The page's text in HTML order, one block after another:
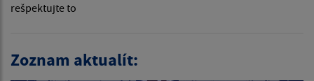
rešpektujte to
Zoznam aktualít: